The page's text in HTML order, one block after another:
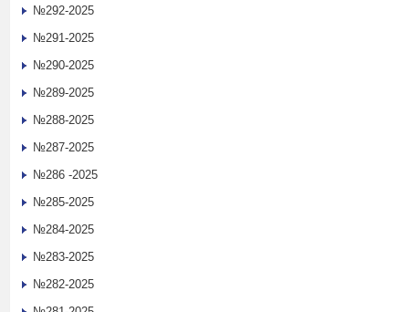
№292-2025
№291-2025
№290-2025
№289-2025
№288-2025
№287-2025
№286 -2025
№285-2025
№284-2025
№283-2025
№282-2025